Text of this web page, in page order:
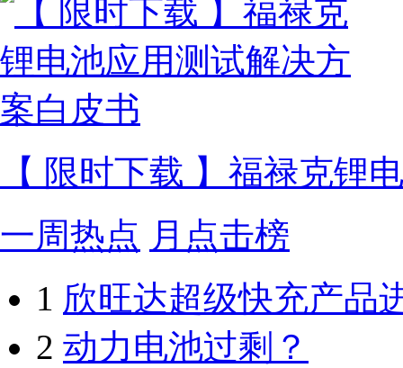
【 限时下载 】福禄克锂
一周热点 月点击榜
1 欣旺达超级快充产品
2 动力电池过剩？